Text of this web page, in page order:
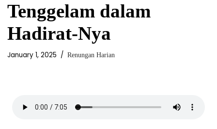
Tenggelam dalam
Hadirat-Nya
January 1, 2025 Renungan Harian